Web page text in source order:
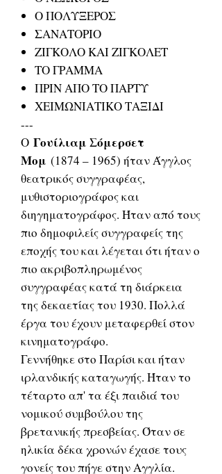
Ο ΠΟΛΥΞΕΡΟΣ
ΣΑΝΑΤΟΡΙΟ
ΖΙΓΚΟΛΟ ΚΑΙ ΖΙΓΚΟΛΕΤ
ΤΟ ΓΡΑΜΜΑ
ΠΡΙΝ ΑΠΟ ΤΟ ΠΑΡΤΥ
ΧΕΙΜΩΝΙΑΤΙΚΟ ΤΑΞΙΔΙ
---
O Γουίλιαμ Σόμερσετ
Μομ (1874 – 1965) ήταν Άγγλος
θεατρικός συγγραφέας,
μυθιστοριογράφος και
διηγηματογράφος. Ήταν από τους
πιο δημοφιλείς συγγραφείς της
εποχής του και λέγεται ότι ήταν ο
πιο ακριβοπληρωμένος
συγγραφέας κατά τη διάρκεια
της δεκαετίας του 1930. Πολλά
έργα του έχουν μεταφερθεί στον
κινηματογράφο.
Γεννήθηκε στο Παρίσι και ήταν
ιρλανδικής καταγωγής. Ήταν το
τέταρτο απ' τα έξι παιδιά του
νομικού συμβούλου της
βρετανικής πρεσβείας. Όταν σε
ηλικία δέκα χρονών έχασε τους
γονείς του πήγε στην Αγγλία.